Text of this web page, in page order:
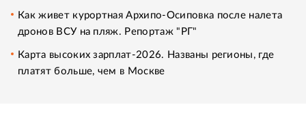
Как живет курортная Архипо-Осиповка после налета
дронов ВСУ на пляж. Репортаж "РГ"
Карта высоких зарплат-2026. Названы регионы, где
платят больше, чем в Москве